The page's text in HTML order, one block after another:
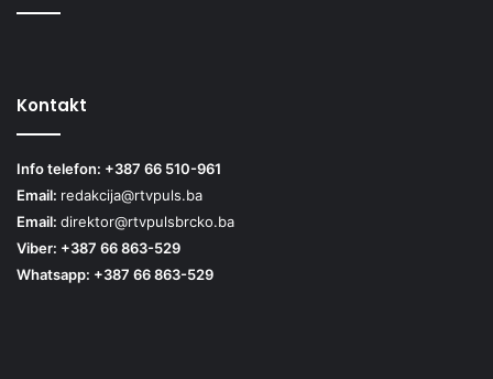
Kontakt
Info telefon: +387 66 510-961
Email: redakcija@rtvpuls.ba
Email: direktor@rtvpulsbrcko.ba
Viber: +387 66 863-529
Whatsapp: +387 66 863-529